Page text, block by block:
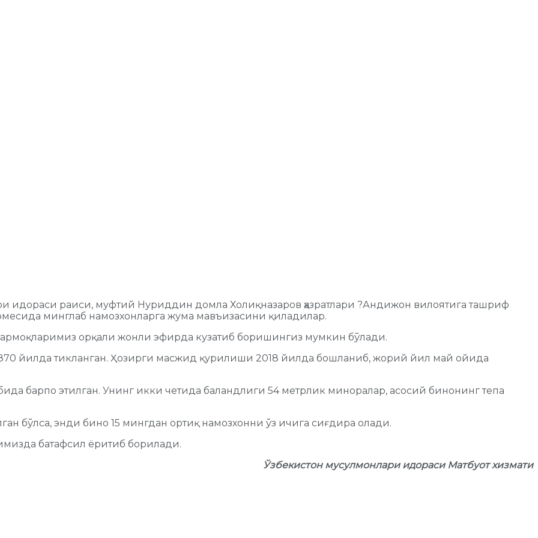
идораси раиси, муфтий Нуриддин домла Холиқназаров ҳазратлари ?Андижон вилоятига ташриф
минглаб намозхонларга жума мавъизасини қиладилар.
орқали жонли эфирда кузатиб боришингиз мумкин бўлади.
йилда тикланган. Ҳозирги масжид қурилиши 2018 йилда бошланиб, жорий йил май ойида
барпо этилган. Унинг икки четида баландлиги 54 метрлик миноралар, асосий бинонинг тепа
бўлса, энди бино 15 мингдан ортиқ намозхонни ўз ичига сиғдира олади.
батафсил ёритиб борилади.
Ўзбекистон мусулмонлари идораси Матбуот хизмати